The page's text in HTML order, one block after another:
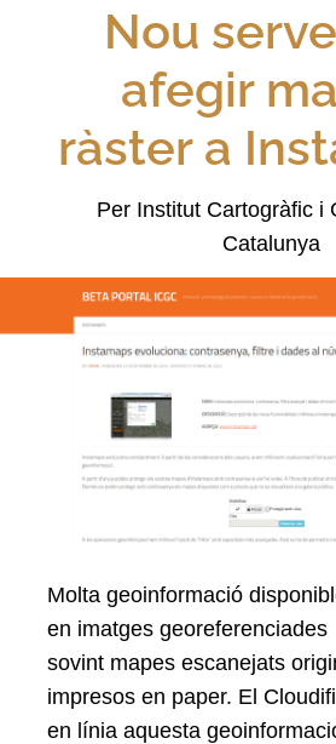
Nou
afegir
ràster a
Per Institut Cartogràfic i
Catalunya
Molta geoinformació
en imatges
sovint mapes escanejats
impresos en paper. El
en línia aquesta